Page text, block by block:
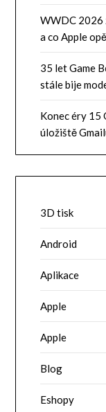
WWDC 2026
a co Apple
35 let Game
stále bije
Konec éry 15
úložiště
3D tisk
Android
Aplikace
Apple
Apple
Blog
Eshopy